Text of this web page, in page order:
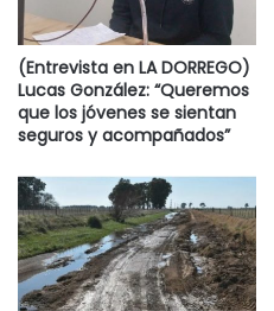
(Entrevista en LA DORREGO)
Lucas González: “Queremos
que los jóvenes se sientan
seguros y acompañados”